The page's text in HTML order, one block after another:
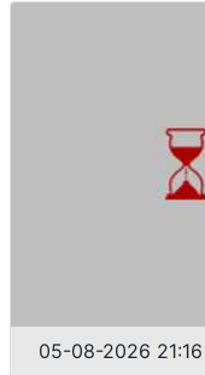
05-08-2026 21:16